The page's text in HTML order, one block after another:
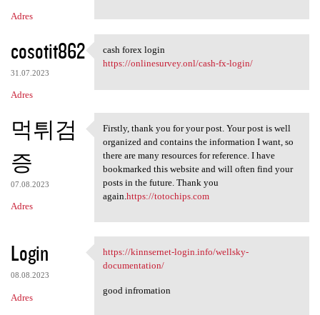
Adres
cosotit862
31.07.2023
Adres
cash forex login
cash forex login
https://onlinesurvey.onl/cash-fx-login/
먹튀검
증
07.08.2023
Adres
Firstly, thank you for your
Firstly, thank you for your post. Your post is well
organized and contains the information I want, so
there are many resources for reference. I have
bookmarked this website and will often find your
posts in the future. Thank you
again. https://totochips.com
Login
08.08.2023
Adres
https://kinnsernet-login.info
https://kinnsernet-login.info/wellsky-
documentation/
good infromation